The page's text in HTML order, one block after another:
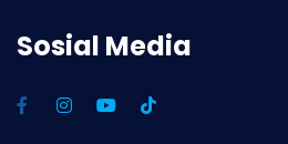
Sosial Media